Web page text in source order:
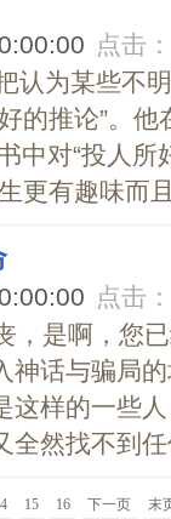
点击：
认为某些不
的推论”。
中对“投人
更有趣味而
点击：
，是啊，您
神话与骗局
这样的一些
全然找不到
15 16 下一页 末